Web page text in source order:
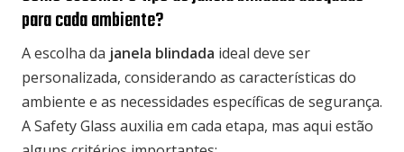
para cada ambiente?
A escolha da janela blindada ideal deve ser
personalizada, considerando as características do
ambiente e as necessidades específicas de segurança.
A Safety Glass auxilia em cada etapa, mas aqui estão